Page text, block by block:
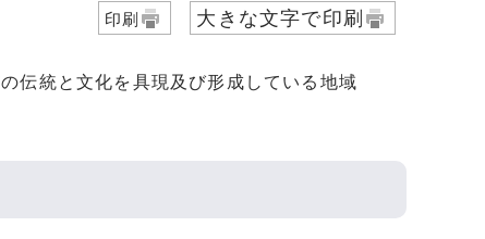
印刷 大きな文字で印刷
伝統と文化を具現及び形成している地域